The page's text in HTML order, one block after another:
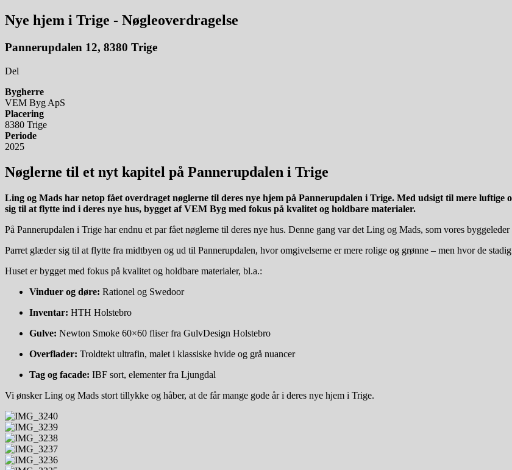
Nye hjem i Trige - Nøgleoverdragelse
Pannerupdalen 12, 8380 Trige
Del
Bygherre
VEM Byg ApS
Placering
8380 Trige
Periode
2025
Nøglerne til et nyt kapitel på Pannerupdalen i Trige
Ling og Mads har netop fået overdraget nøglerne til deres nye hjem på Pannerupdalen i Trige. Med udsigt til mere
sig til at flytte ind i deres nye hus, bygget af VEM Byg med fokus på kvalitet og holdbare materialer.
På Pannerupdalen i Trige har endnu et par fået nøglerne til deres nye hus. Denne gang var det Ling og Mads, som vores
Parret glæder sig til at flytte fra midtbyen og ud til Pannerupdalen, hvor omgivelserne er mere rolige og grønne – men hvor de
Huset er bygget med fokus på kvalitet og holdbare materialer, bl.a.:
Vinduer og døre: Rationel og Swedoor
Inventar: HTH Holstebro
Gulve: Newton Smoke 60×60 fliser fra GulvDesign Holstebro
Overflader: Troldtekt ultrafin, malet i klassiske hvide og grå nuancer
Tag og facade: IBF sort, elementer fra Ljungdal
Vi ønsker Ling og Mads stort tillykke og håber, at de får mange gode år i deres nye hjem i Trige.